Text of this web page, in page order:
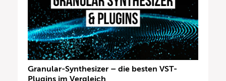
Granular-Synthesizer – die besten VST-
Plugins im Vergleich